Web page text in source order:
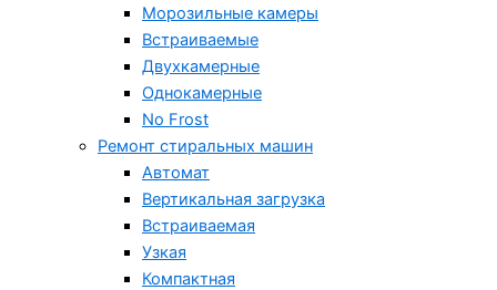
Морозильные камеры
Встраиваемые
Двухкамерные
Однокамерные
No Frost
Ремонт стиральных машин
Автомат
Вертикальная загрузка
Встраиваемая
Узкая
Компактная